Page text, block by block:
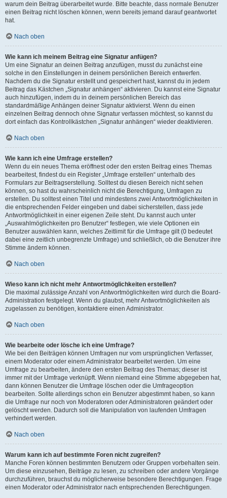
warum dein Beitrag überarbeitet wurde. Bitte beachte, dass normale Benutzer
einen Beitrag nicht löschen können, wenn bereits jemand darauf geantwortet
hat.
Nach oben
Wie kann ich meinem Beitrag eine Signatur anfügen?
Um eine Signatur an deinen Beitrag anzufügen, musst du zunächst eine
solche in den Einstellungen in deinem persönlichen Bereich entwerfen.
Nachdem du die Signatur erstellt und gespeichert hast, kannst du in jedem
Beitrag das Kästchen „Signatur anhängen“ aktivieren. Du kannst eine Signatur
auch hinzufügen, indem du in deinem persönlichen Bereich das
standardmäßige Anhängen deiner Signatur aktivierst. Wenn du einen
einzelnen Beitrag dennoch ohne Signatur verfassen möchtest, so kannst du
dort einfach das Kontrollkästchen „Signatur anhängen“ wieder deaktivieren.
Nach oben
Wie kann ich eine Umfrage erstellen?
Wenn du ein neues Thema eröffnest oder den ersten Beitrag eines Themas
bearbeitest, findest du ein Register „Umfrage erstellen“ unterhalb des
Formulars zur Beitragserstellung. Solltest du diesen Bereich nicht sehen
können, so hast du wahrscheinlich nicht die Berechtigung, Umfragen zu
erstellen. Du solltest einen Titel und mindestens zwei Antwortmöglichkeiten in
die entsprechenden Felder eingeben und dabei sicherstellen, dass jede
Antwortmöglichkeit in einer eigenen Zeile steht. Du kannst auch unter
„Auswahlmöglichkeiten pro Benutzer“ festlegen, wie viele Optionen ein
Benutzer auswählen kann, welches Zeitlimit für die Umfrage gilt (0 bedeutet
dabei eine zeitlich unbegrenzte Umfrage) und schließlich, ob die Benutzer ihre
Stimme ändern können.
Nach oben
Wieso kann ich nicht mehr Antwortmöglichkeiten erstellen?
Die maximal zulässige Anzahl von Antwortmöglichkeiten wird durch die Board-
Administration festgelegt. Wenn du glaubst, mehr Antwortmöglichkeiten als
zugelassen zu benötigen, kontaktiere einen Administrator.
Nach oben
Wie bearbeite oder lösche ich eine Umfrage?
Wie bei den Beiträgen können Umfragen nur vom ursprünglichen Verfasser,
einem Moderator oder einem Administrator bearbeitet werden. Um eine
Umfrage zu bearbeiten, ändere den ersten Beitrag des Themas; dieser ist
immer mit der Umfrage verknüpft. Wenn niemand eine Stimme abgegeben hat,
dann können Benutzer die Umfrage löschen oder die Umfrageoption
bearbeiten. Sollte allerdings schon ein Benutzer abgestimmt haben, so kann
die Umfrage nur noch von Moderatoren oder Administratoren geändert oder
gelöscht werden. Dadurch soll die Manipulation von laufenden Umfragen
verhindert werden.
Nach oben
Warum kann ich auf bestimmte Foren nicht zugreifen?
Manche Foren können bestimmten Benutzern oder Gruppen vorbehalten sein.
Um diese einzusehen, Beiträge zu lesen, zu schreiben oder andere Vorgänge
durchzuführen, brauchst du möglicherweise besondere Berechtigungen. Frage
einen Moderator oder Administrator nach entsprechenden Berechtigungen.